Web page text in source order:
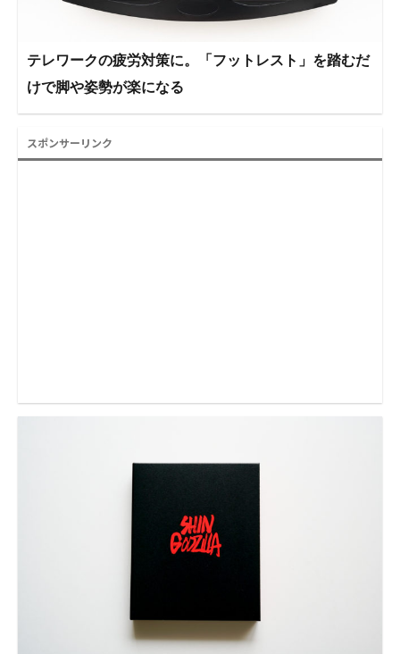
テレワークの疲労対策に。「フットレスト」を踏むだ
けで脚や姿勢が楽になる
スポンサーリンク